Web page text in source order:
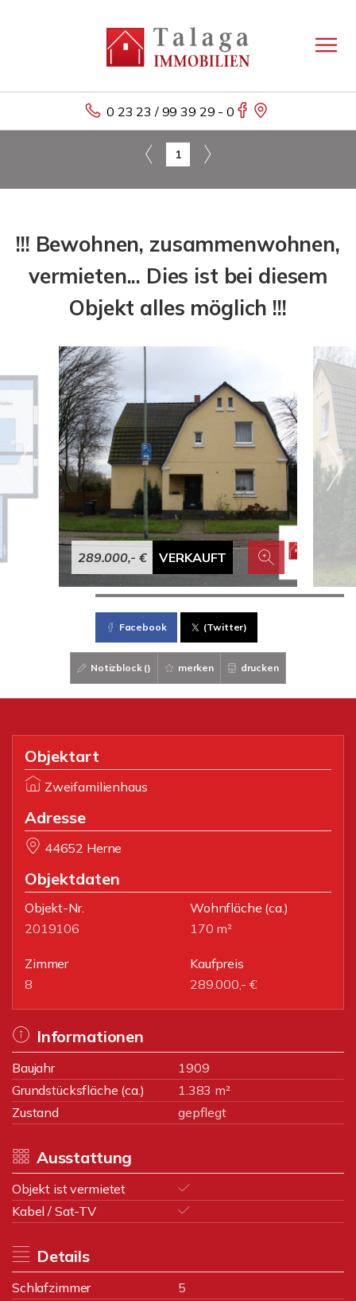
0 23 23 / 99 39 29 - 0
1
!!! Bewohnen, zusammenwohnen,
vermieten... Dies ist bei diesem
Objekt alles möglich !!!
289.000,- € VERKAUFT
Facebook (Twitter)
Notizblock () merken drucken
Objektart
Zweifamilienhaus
Adresse
44652 Herne
Objektdaten
Objekt-Nr.
2019106
Wohnfläche (ca.)
170 m²
Zimmer
8
Kaufpreis
289.000,- €
Informationen
Baujahr
1909
Grundstücksfläche (ca.)
1.383 m²
Zustand
gepflegt
Ausstattung
Objekt ist vermietet
Kabel / Sat-TV
Details
Schlafzimmer
5